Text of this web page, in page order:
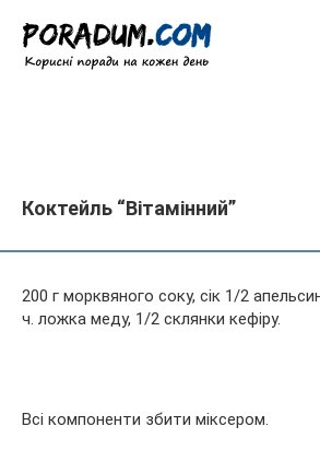
вмісту
Коктейль “Вітамінний”
200 г морквяного соку, сік 1/2
ч. ложка меду, 1/2 склянки кефіру.
Всі компоненти збити міксером.